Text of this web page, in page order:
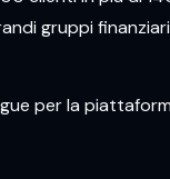
gruppi
per la